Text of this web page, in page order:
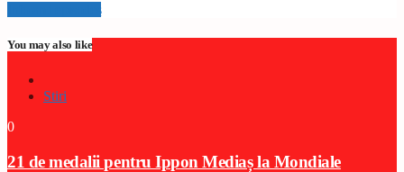
Info and episodes
You may also like
Stiri
0
21 de medalii pentru Ippon Mediaș la Mondiale